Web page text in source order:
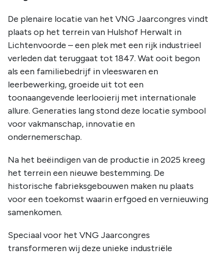
De plenaire locatie van het VNG Jaarcongres vindt
plaats op het terrein van Hulshof Herwalt in
Lichtenvoorde – een plek met een rijk industrieel
verleden dat teruggaat tot 1847. Wat ooit begon
als een familiebedrijf in vleeswaren en
leerbewerking, groeide uit tot een
toonaangevende leerlooierij met internationale
allure. Generaties lang stond deze locatie symbool
voor vakmanschap, innovatie en
ondernemerschap.
Na het beëindigen van de productie in 2025 kreeg
het terrein een nieuwe bestemming. De
historische fabrieksgebouwen maken nu plaats
voor een toekomst waarin erfgoed en vernieuwing
samenkomen.
Speciaal voor het VNG Jaarcongres
transformeren wij deze unieke industriële